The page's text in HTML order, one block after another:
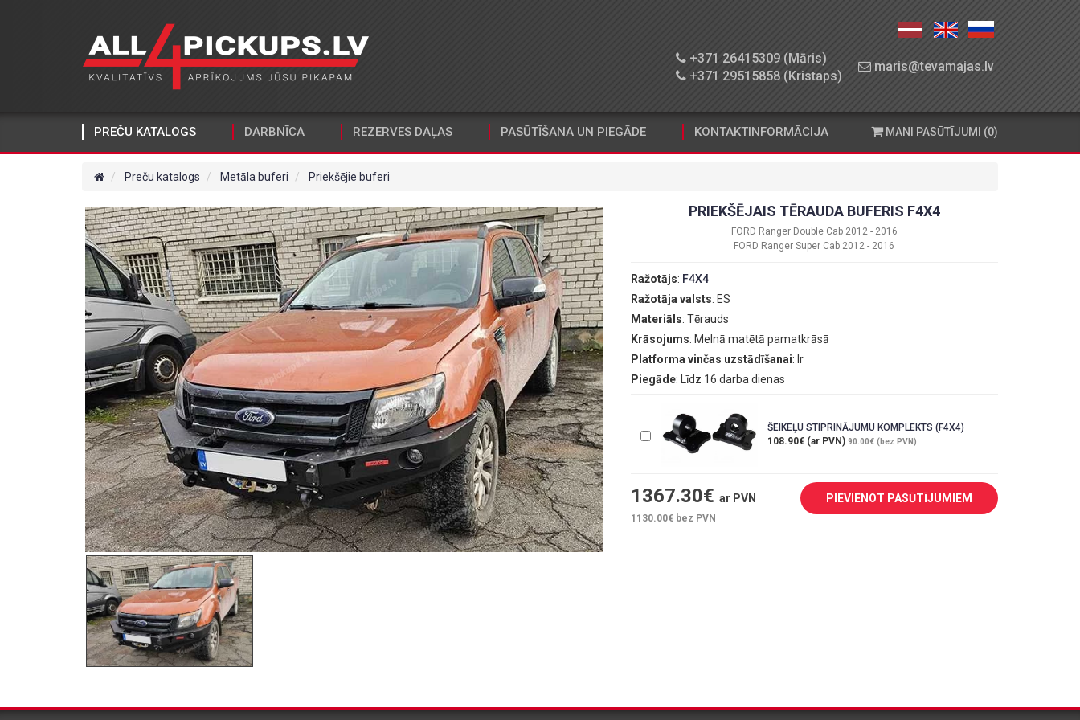
+371 26415309 (Māris)
+371 29515858 (Kristaps)
maris@tevamajas.lv
PREČU KATALOGS DARBNĪCA REZERVES DAĻAS PASŪTĪŠANA UN PIEGĀDE KONTAKTINFORMĀCIJA MANI PASŪTĪJUMI (0)
Preču katalogs Metāla buferi Priekšējie buferi
PRIEKŠĒJAIS TĒRAUDA BUFERIS F4X4
FORD Ranger Double Cab 2012 - 2016
FORD Ranger Super Cab 2012 - 2016
Ražotājs: F4X4
Ražotāja valsts: ES
Materiāls: Tērauds
Krāsojums: Melnā matētā pamatkrāsā
Platforma vinčas uzstādīšanai: Ir
Piegāde: Līdz 16 darba dienas
ŠEIKEĻU STIPRINĀJUMU KOMPLEKTS (F4X4)
108.90€ (ar PVN) 90.00€ (bez PVN)
1367.30€ ar PVN
1130.00€ bez PVN
PIEVIENOT PASŪTĪJUMIEM